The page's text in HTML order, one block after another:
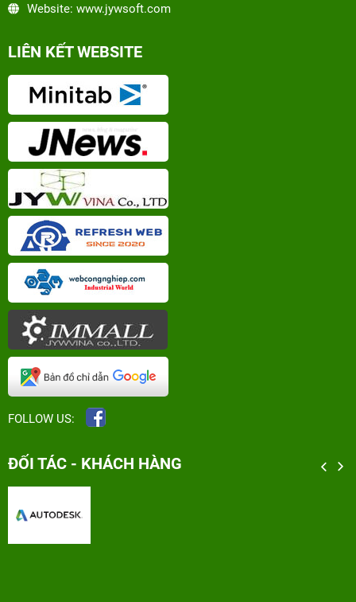
Website: www.jywsoft.com
LIÊN KẾT WEBSITE
FOLLOW US:
ĐỐI TÁC - KHÁCH HÀNG